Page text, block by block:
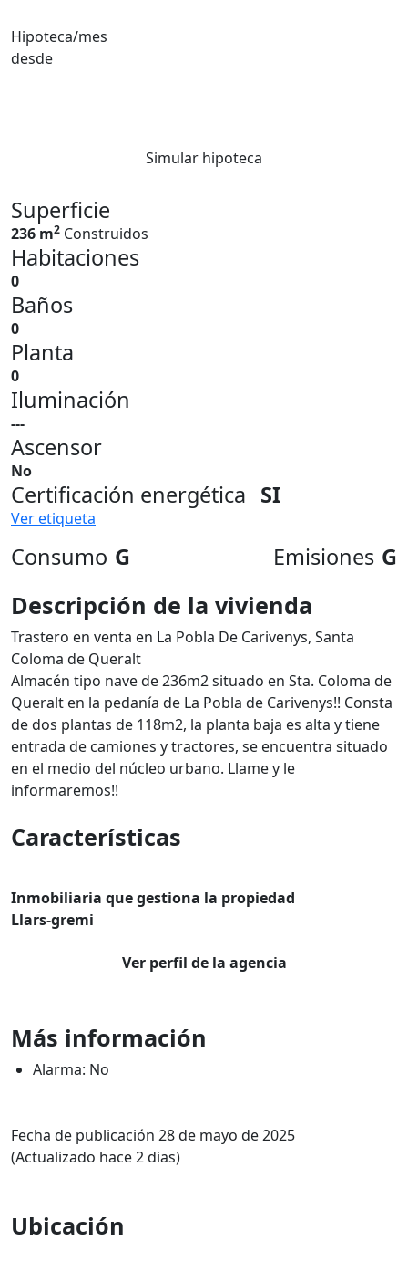
Hipoteca/mes
desde
Simular hipoteca
Superficie
236 m2 Construidos
Habitaciones
0
Baños
0
Planta
0
Iluminación
---
Ascensor
No
Certificación energética SI
Ver etiqueta
Consumo G Emisiones G
Descripción de la vivienda
Trastero en venta en La Pobla De Carivenys, Santa
Coloma de Queralt
Almacén tipo nave de 236m2 situado en Sta. Coloma de
Queralt en la pedanía de La Pobla de Carivenys!! Consta
de dos plantas de 118m2, la planta baja es alta y tiene
entrada de camiones y tractores, se encuentra situado
en el medio del núcleo urbano. Llame y le
informaremos!!
Características
Inmobiliaria que gestiona la propiedad
Llars-gremi
Ver perfil de la agencia
Más información
Alarma: No
Fecha de publicación 28 de mayo de 2025
(Actualizado hace 2 dias)
Ubicación